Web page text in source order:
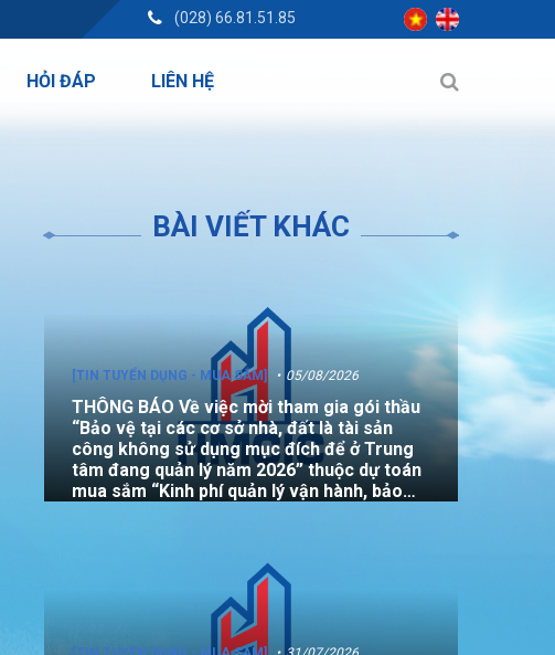
(028) 66.81.51.85
HỎI ĐÁP LIÊN HỆ
BÀI VIẾT KHÁC
[TIN TUYỂN DỤNG - MUA SẮM] 05/08/2026
THÔNG BÁO Về việc mời tham gia gói thầu
“Bảo vệ tại các cơ sở nhà, đất là tài sản
công không sử dụng mục đích để ở Trung
tâm đang quản lý năm 2026” thuộc dự toán
mua sắm “Kinh phí quản lý vận hành, bảo